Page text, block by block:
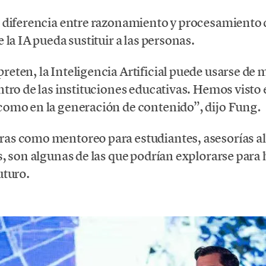
diferencia entre razonamiento y procesamiento
IA pueda sustituir a las personas.
la Inteligencia Artificial puede usarse de
de las instituciones educativas. Hemos
en la generación de contenido”, dijo Fung.
como mentoreo para estudiantes, asesorías
son algunas de las que podrían explorarse para